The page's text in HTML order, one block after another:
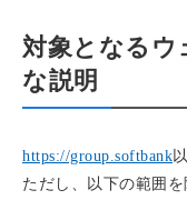
対象となるウ
な説明
https://group.softbank
ただし、以下の範囲を